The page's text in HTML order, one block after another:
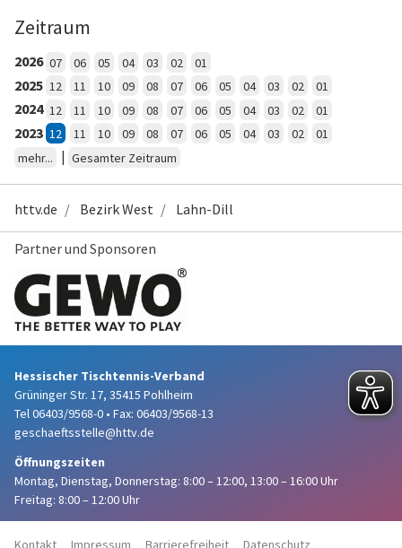
Zeitraum
2026 07 06 05 04 03 02 01
2025 12 11 10 09 08 07 06 05 04 03 02 01
2024 12 11 10 09 08 07 06 05 04 03 02 01
2023 12 11 10 09 08 07 06 05 04 03 02
01
mehr...
| Gesamter Zeitraum
httv.de Bezirk West Lahn-Dill
Partner und Sponsoren
Hessischer Tischtennis-Verband
Grüninger Str. 17, 35415 Pohlheim
Tel 06403/9568-0 • Fax: 06403/9568-13
geschaeftsstelle@httv.de
Öffnungszeiten
Montag, Dienstag, Donnerstag: 8:00 – 12:00, 13:00 – 16:00 Uhr
Freitag: 8:00 – 12:00 Uhr
Kontakt Impressum Barrierefreiheit Datenschutz